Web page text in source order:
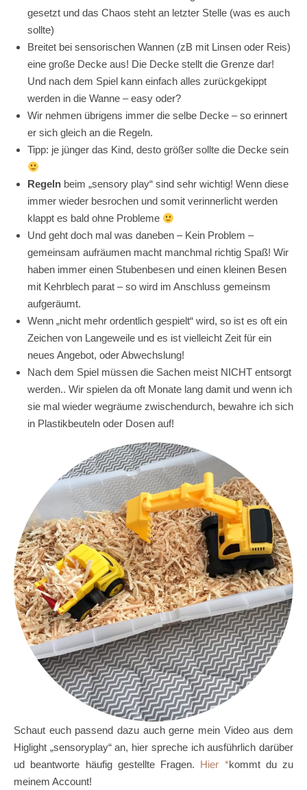
gesetzt und das Chaos steht an letzter Stelle (was es auch
sollte)
Breitet bei sensorischen Wannen (zB mit Linsen oder Reis)
eine große Decke aus! Die Decke stellt die Grenze dar!
Und nach dem Spiel kann einfach alles zurückgekippt
werden in die Wanne – easy oder?
Wir nehmen übrigens immer die selbe Decke – so erinnert
er sich gleich an die Regeln.
Tipp: je jünger das Kind, desto größer sollte die Decke sein
Regeln beim „sensory play“ sind sehr wichtig! Wenn diese
immer wieder besrochen und somit verinnerlicht werden
klappt es bald ohne Probleme
Und geht doch mal was daneben – Kein Problem –
gemeinsam aufräumen macht manchmal richtig Spaß! Wir
haben immer einen Stubenbesen und einen kleinen Besen
mit Kehrblech parat – so wird im Anschluss gemeinsm
aufgeräumt.
Wenn „nicht mehr ordentlich gespielt“ wird, so ist es oft ein
Zeichen von Langeweile und es ist vielleicht Zeit für ein
neues Angebot, oder Abwechslung!
Nach dem Spiel müssen die Sachen meist NICHT entsorgt
werden.. Wir spielen da oft Monate lang damit und wenn ich
sie mal wieder wegräume zwischendurch, bewahre ich sich
in Plastikbeuteln oder Dosen auf!
Schaut euch passend dazu auch gerne mein Video aus dem
Higlight „sensoryplay“ an, hier spreche ich ausführlich darüber
ud beantworte häufig gestellte Fragen. Hier
kommt du zu
meinem Account!